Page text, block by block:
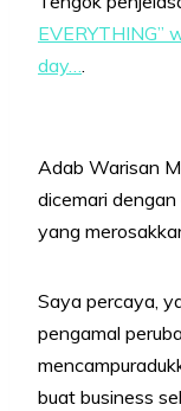
EVERYTHING”
day….
Adab Warisan
dicemari
yang
Saya percaya,
pengamal
buat business